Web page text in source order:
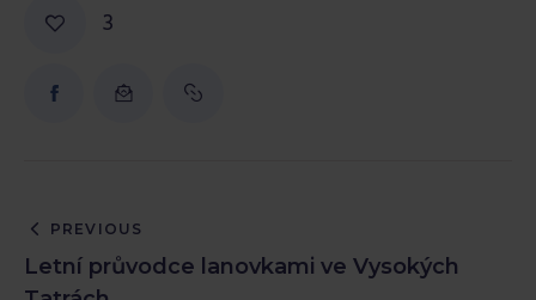
3
PREVIOUS
Letní průvodce lanovkami ve Vysokých